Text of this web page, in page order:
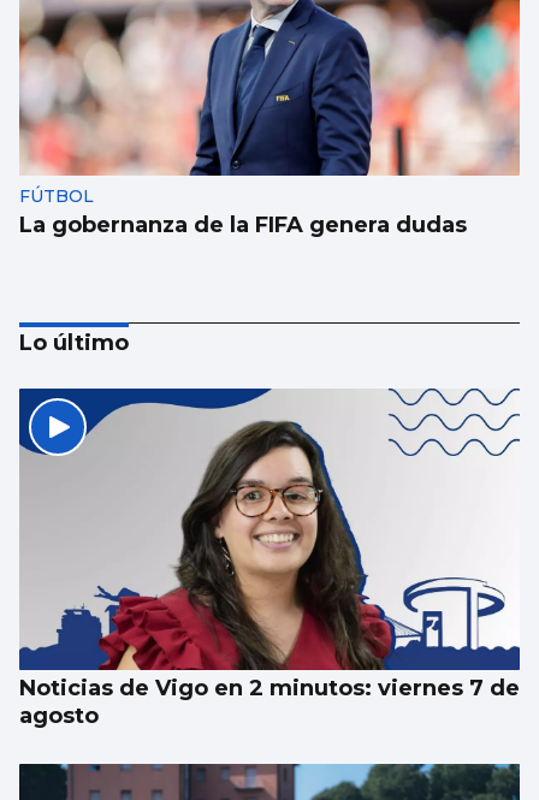
FÚTBOL
La gobernanza de la FIFA genera dudas
Taparse la boca, amarilla
Lo último
Noticias de Vigo en 2 minutos: viernes 7 de
agosto